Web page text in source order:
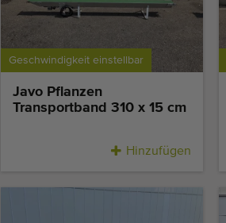
Geschwindigkeit einstellbar
Javo Pflanzen
Transportband 310 x 15 cm
Hinzufügen